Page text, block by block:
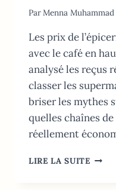
ParMenna Muhammad
Les prix de
avec le café en
analysé les reçus
classer les
briser les mythes
quelles chaînes
réellement
LIRE LA SUITE